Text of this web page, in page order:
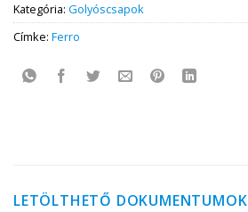
Kategória: Golyóscsapok
Címke: Ferro
LETÖLTHETŐ DOKUMENTUMOK